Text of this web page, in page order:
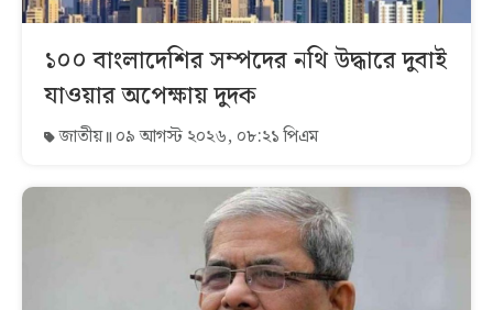
১০০ বাংলাদেশির সম্পদের নথি উদ্ধারে দুবাই
যাওয়ার অপেক্ষায় দুদক
জাতীয় ০৯ আগস্ট ২০২৬, ০৮:২১ পিএম